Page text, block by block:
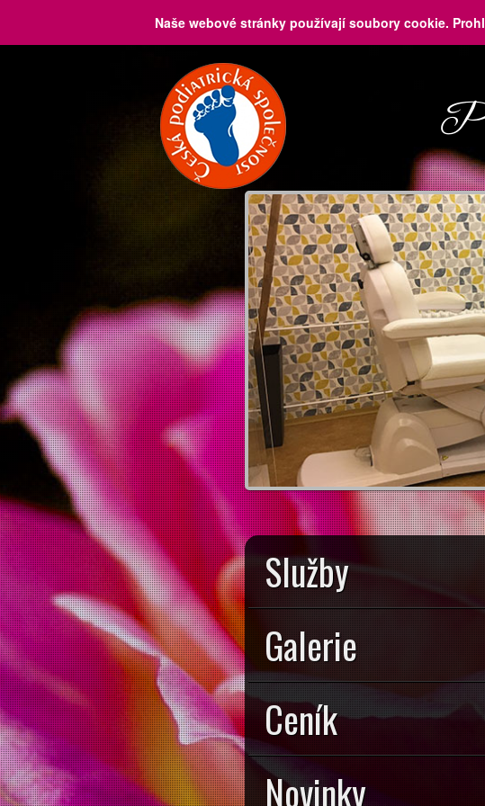
Naše webové stránky používají soubory cookie.
Služby
Galerie
Ceník
Novinky